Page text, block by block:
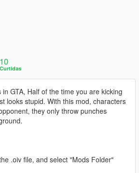
10
Curtidas
GTA, Half of the time you are kicking
looks stupid. With this mod, characters
they only throw punches
.oiv file, and select "Mods Folder"